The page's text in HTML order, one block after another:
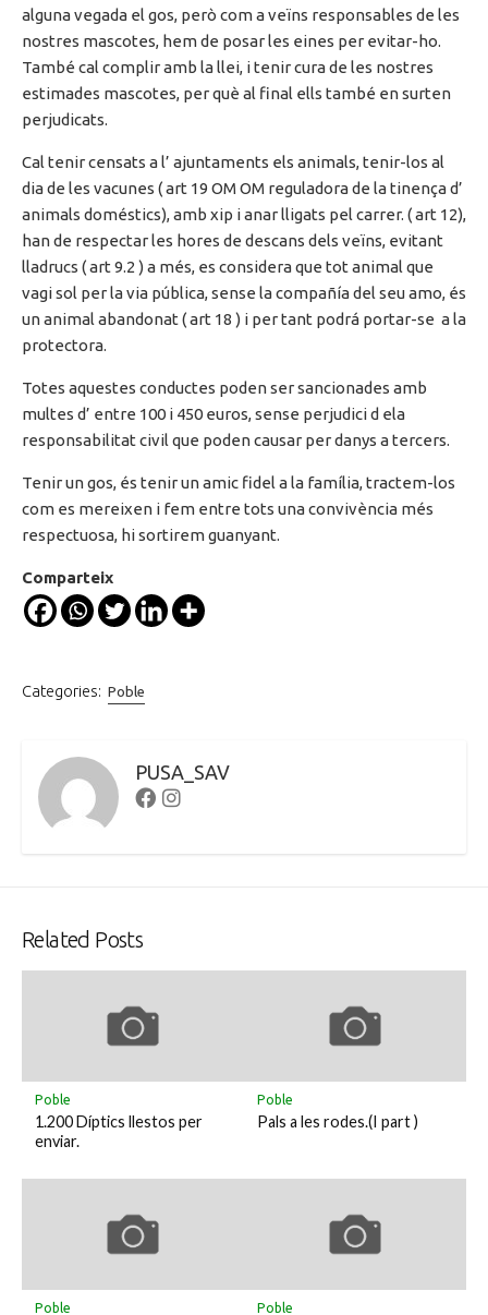
alguna vegada el gos, però com a veïns responsables de les
nostres mascotes, hem de posar les eines per evitar-ho.
També cal complir amb la llei, i tenir cura de les nostres
estimades mascotes, per què al final ells també en surten
perjudicats.
Cal tenir censats a l’ ajuntaments els animals, tenir-los al
dia de les vacunes ( art 19 OM OM reguladora de la tinença d’
animals doméstics), amb xip i anar lligats pel carrer. ( art 12),
han de respectar les hores de descans dels veïns, evitant
lladrucs ( art 9.2 ) a més, es considera que tot animal que
vagi sol per la via pública, sense la compañía del seu amo, és
un animal abandonat ( art 18 ) i per tant podrá portar-se a la
protectora.
Totes aquestes conductes poden ser sancionades amb
multes d’ entre 100 i 450 euros, sense perjudici d ela
responsabilitat civil que poden causar per danys a tercers.
Tenir un gos, és tenir un amic fidel a la família, tractem-los
com es mereixen i fem entre tots una convivència més
respectuosa, hi sortirem guanyant.
Comparteix
Categories: Poble
PUSA_SAV
FacebookInstagram
Related Posts
Poble
1.200 Díptics llestos per
enviar.
Poble
Pals a les rodes.(I part )
Poble Poble